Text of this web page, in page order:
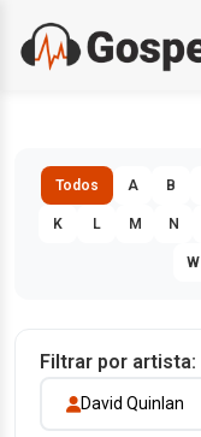
Todos A B
K L M N
W
Filtrar por artista:
David Quinlan